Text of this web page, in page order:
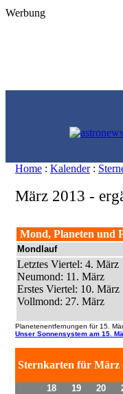
Home : Kalender :
März 2013 -
Mond, Planeten und
Mondlauf
Letztes Viertel: 4. März
Neumond: 11. März
Erstes Viertel: 10. März
Vollmond: 27. März
Planetenentfernungen für 15.
Unser Sonnensystem am 15.
Sternkarten für März
18 19 20
Werbung